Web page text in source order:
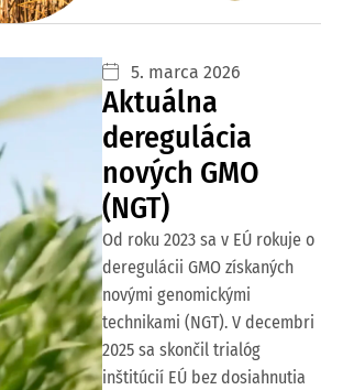
5. marca 2026
Aktuálna
deregulácia
nových GMO
(NGT)
Od roku 2023 sa v EÚ rokuje o
deregulácii GMO získaných
novými genomickými
technikami (NGT). V decembri
2025 sa skončil trialóg
inštitúcií EÚ bez dosiahnutia